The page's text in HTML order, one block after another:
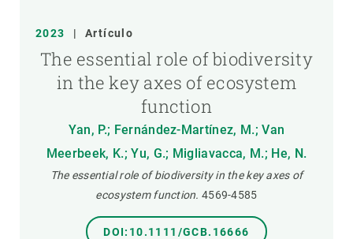
2023 | Artículo
The essential role of biodiversity
in the key axes of ecosystem
function
Yan, P.; Fernández-Martínez, M.; Van
Meerbeek, K.; Yu, G.; Migliavacca, M.; He, N.
The essential role of biodiversity in the key axes of
ecosystem function. 4569-4585
DOI:10.1111/GCB.16666